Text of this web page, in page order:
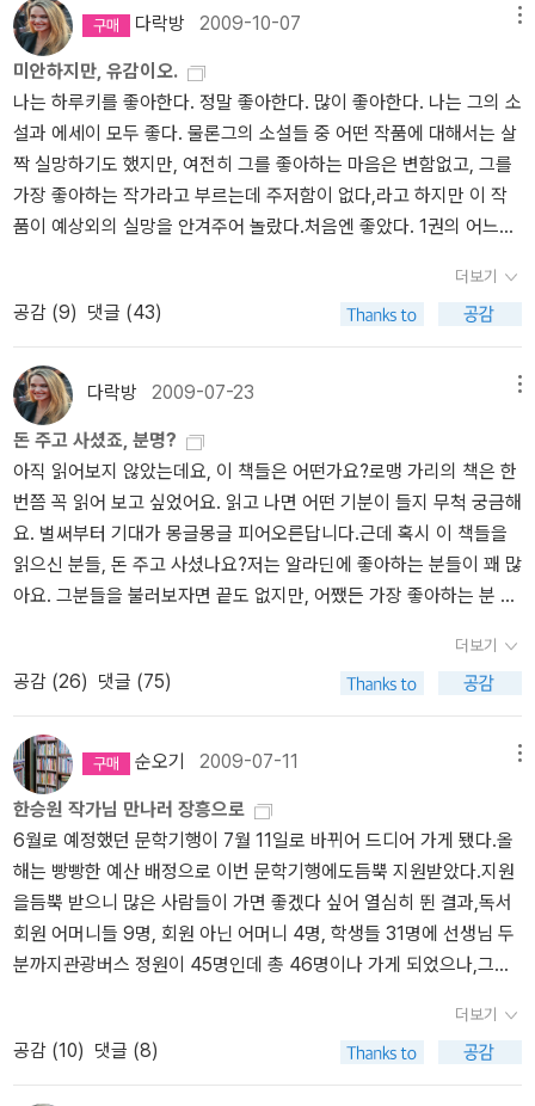
하다. 이 책은 K님의 선물. 여름에서 가을을 위로해 준 책인데
제대로 감사인사도 못 드리고, 더구나 서평도 못썼다. 한때 코지미스
터리가 유행했던 기억이 있다. 더구나 우리나라에서는 상당히 드문
장르라는 생각이 드는데 나름 재미나게 읽었 다. 그 전에 청춘시대라
는 드라마를 꽤 재미있게 본 상태였던지라 이 소설의 전개가 낯설지
않고 익숙했던 것이 좋은 점이었다. 주인공들이 특이하고 상당히 재
미있다. 드라마작가라서인지 캐릭터가 바로 떠오르고 꼭 드라마를 보
는 듯 한 점도 상당히 매력적이다. 딱히 여름에 한정해서 읽지 않아도
경험을 다시금 했다. 80년 광주는 늘 그렇다..눈물상자는 설움에 북
구나. 스트레스 받은 김에 질러주심~ 나라도 답답하지
만 스스로의 상황이 많이 답답한지라 별 생각이 다 드는 상황이다. 재
신청을 해야 하는데 조금 만만치 않은 느낌이다. 그리고, 좀 많이 스트
레스를 받은 상태이다. 흉통이 다시 온다..... 지난번 삼겹살을 굽다가
기름이 튀겼는데 괜찮겠지 했는데 발갛게 부어올랐다. 낫느라고 너무
가렵다. 요사이 카레가 너무 맛있게 만들어진다. 질리지도 않고 세끼
째 먹는 중.
종 선생님의 번역에는 사무치는 데가 있다. 두 번역을 번갈아 읽어도
좋은 것은 물론 세자르 바예호의 시가 좋기 때문일 것이다.셰익스피
어의 기억 / 호르헤 루이스 보르헤스보르헤스의 작품을 대체로 좋아
하지만, 이 책에는 각별한 쓸쓸함, 서늘하고 바싹 마른 적막이 배어 있
다는 사적인 느낌을 가지고 있다. 작은 것들의 신 / 아룬다티 로이생
명으로 가득 찬, 정교한 보석처럼 반짝이는 묘사들을 읽고 있자면, 작
가가 5년 동안 아주 조금씩 이 소설(그녀의 첫 소설이자 마지막 소설)
을 써나갔다는 사실이 실감된다. 검은 책 / 오르한 파묵 <내 이름은 빨
저 씌어진, 그래서인지 어딘가 더 깨끗한 데가 있는, 이제는 파묵의 작
품들 가운데 가장 좋아한다고 말할 수 있는 소설이다.아프리카인 / 르
클레지오매우 짧은, 응축된 애잔함과 아름다움과 진실함이 느껴지는
작품이다. 뒷표지에 실린 출판사의 광고문구 중에 ‘애가(哀歌)’라는
표현이 있는데, 그 표현에 공감한다. 도판으로 실린, 옛날의 아프리카
를 담은 흑백사진들도 좋다.추천인 : 한강 (소설가) 1970년 이른 겨
울 광주에서 태어났다. 열한 살이 되던 겨울, 서울 수유리로 옮겨와 성
장기를 보냈다. 연세대학교 국문과를 졸업한 뒤, 1993년 『문학과사
회』 겨울호에 시 「서울의 겨울」 외 4편을 발표하고 1994년 서울신문
신춘문예에 단편소설 「붉은 닻」이 당선되면서 작품활동을 시작했다.
장편소설 『검은 사슴』(1998) 『그대의 차가운 손』(2000) 『채식주의
집 『여수의 사랑』(1995) 『내 여자의 열매』(2000)를 출간했다. 동리
서울예술대학 문예창작과에 재직중이다. 한강 님의 저서
다락방 2009-10-07
미안하지만, 유감이오.
나는 하루키를 좋아한다. 정말 좋아한다. 많이 좋아한다. 나는 그의 소
설과 에세이 모두 좋다. 물론그의 소설들 중 어떤 작품에 대해서는 살
짝 실망하기도 했지만, 여전히 그를 좋아하는 마음은 변함없고, 그를
가장 좋아하는 작가라고 부르는데 주저함이 없다,라고 하지만 이 작
품이 예상외의 실망을 안겨주어 놀랐다.처음엔 좋았다. 1권의 어느정
터라고 말하긴 곤란하지만, 아마도 짐작해보건데, '그 천둥번개가 치
던 날' 부터'그렇게까지 좋지는 않아'라는 생각이 들더니 2권이 진행
되면 진행될 수록 '아, 이건 변명의 여지가 없잖아, 무슨 말을 하려는
거야.' 싶어지는 거다. 처음에 아오마메가 고환을 걷어찰때는 별 다섯
개 였다가 다 읽고 나니....흐음. 처음엔 이 책을 읽으며 얼마나 흥분을
했는지 모른다. '조지 오웰'의 『1984』를 먼저 읽은 나의 머리를 쓰다
듬어 주고 싶을 정도였다. 이 책을 읽다보니 『1984』는 물론이고, 그
의 다른 모든 작품들도 들어 있는 것 같았다. 『세계의 끝과 하드보일
드 원더랜드』, 『상실의 시대』, 『태엽감는 새』, 『댄스댄스댄스』까지.
이런면들을 발견해 내면서 혼자 좋아라 했는데, 그 마음들이 2권의
어느 시점부터 사라져버린다. 그의 작품에 실망하게 되어 안타깝다.
던 기억이 있다. 어쨌든 다시 이 책 얘기로 돌아가서, 이 책은 재미있
다. 잘 읽힌다. 그런데!불편하다. 기분 나쁘다로 표현해야 할지, 화난
다고 표현해야 할지 모르겠는데, 작가가 주제를 말하기 위해서 지나
치게 오버를 하지 않았나 싶어지는거다. 그러니까 이 세상이 지금 미
모로움을 떠받드는 것도 알겠고, 못생긴 사람들이 살기 힘든 세상인
것도 알겠다, 그리고 공감한다. 그런데, 그렇다고 이렇게까지 신파로
구질구질해질 필요가 있나 싶어지는 거다. 특히 '못생긴 여자'가 '잘생
긴 전(前)남자친구'에게 보낸 편지는, 아이구야, 뭐 신파도 이런 신파
가 없다. 당신 때문에 못생긴 내가 살 가치가 있다고 여겨졌다, 라는
편지를 장장 몇장에 걸쳐 써내는건지. 아무리 그녀가 그간 살기 힘들
었다고 해도 그건 좀 심했다.젠장, 그 뭣이냐, 아직 [삼미스타즈 무슨
래도 별 네개'를 준건 재미있고, 결론도 나쁘지 않기 때문.어른을 위한
더보기
공감 (9) 댓글 (43)
다락방 2009-07-23
돈 주고 사셨죠, 분명?
아직 읽어보지 않았는데요, 이 책들은 어떤가요?로맹 가리의 책은 한
번쯤 꼭 읽어 보고 싶었어요. 읽고 나면 어떤 기분이 들지 무척 궁금해
요. 벌써부터 기대가 몽글몽글 피어오른답니다.근데 혹시 이 책들을
읽으신 분들, 돈 주고 사셨나요?저는 알라딘에 좋아하는 분들이 꽤 많
아요. 그분들을 불러보자면 끝도 없지만, 어쨌든 가장 좋아하는 분 중
보를 높이 올려라. 키 큰 남자보다 훨씬 더 키가 큰 신랑이 아레스처럼
들어온다. 사랑을 담아. 전(煎) 엘리시움 스튜디오 전속 작가 어빙 사
포가. 오빠의 아름다운 뮤리얼과 꼭 행복해야되. 행복해야되, 행복해
야 돼. 이건 명령이야. 나는 이 동네 누구보다도 계급이 높거든.' -샐린
저누가 뭐라고 해도 저는 『호밀밭의 파수꾼』을 아주 아주 좋아해요.
굉장히 굉장히 좋아해요. 사랑해요. 그런데 샐린저의 저 문장을 받고
나니 이 책 『목수들아, 대들보를 높이 올려라』를 읽지 않을 수 없다고
생각했지요.『아기 부처』로 강한 인상을 남긴 한강의 책도,웬디양님이
한껏 꽂히신 김승옥의 책도,아직 읽어보지 못한 코맥 매카시와 커트
보네거트의 책도,(왜 이렇게 안 만나본 작가가 많은건지!)여러분은 모
두, 돈 주고 사셨나요?브론테님은 말씀하셨죠? '이 책은 책을 좋아하
가지고 계신, 혹은 읽으신많은 분들,이 책도 돈 주고 사셨죠, 분명? 그
렇지요?그런데 저는 이 모든 책들을 공짜로 갖게 됐답니다. 어떻게 그
더보기
공감 (26) 댓글 (75)
순오기 2009-07-11
한승원 작가님 만나러 장흥으로
6월로 예정했던 문학기행이 7월 11일로 바뀌어 드디어 가게 됐다.올
해는 빵빵한 예산 배정으로 이번 문학기행에도듬뿍 지원받았다.지원
을듬뿍 받으니 많은 사람들이 가면 좋겠다 싶어 열심히 뛴 결과,독서
회원 어머니들 9명, 회원 아닌 어머니 4명, 학생들 31명에 선생님 두
분까지관광버스 정원이 45명인데 총 46명이나 가게 되었으나,그간
다.^^준비하면서 간다 못간다 하는 분들 때문에 세번쯤 뚜껑이 열려
주시고~~~자료집을 준비한 선생님 메일 받아 수정 편집 추가하여 완
성되었다.아침 7시 50분 집합이라 아침을 거르게 될 것 같아 절편 세
더보기
공감 (10) 댓글 (8)